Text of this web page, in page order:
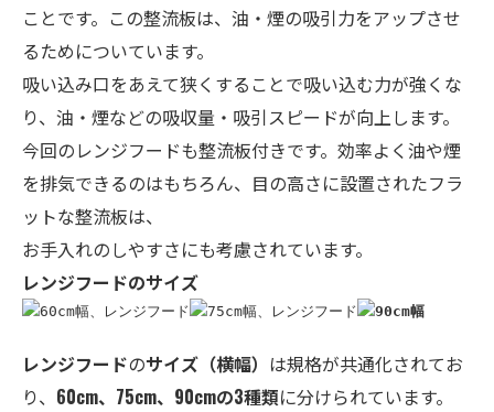
ことです。この整流板は、油・煙の吸引力をアップさせ
るためについています。
吸い込み口をあえて狭くすることで吸い込む力が強くな
り、油・煙などの吸収量・吸引スピードが向上します。
今回のレンジフードも整流板付きです。効率よく油や煙
を排気できるのはもちろん、目の高さに設置されたフラ
ットな整流板は、
お手入れのしやすさにも考慮されています。
レンジフードのサイズ
レンジフードのサイズ （横幅） は規格が共通化されてお
り、 60cm、75cm、90cmの3種類に分けられています。